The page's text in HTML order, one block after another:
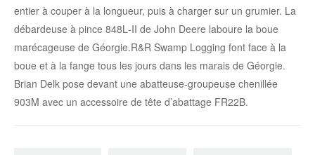
entier à couper à la longueur, puis à charger sur un grumier. La
débardeuse à pince 848L‑II de John Deere laboure la boue
marécageuse de Géorgie.R&R Swamp Logging font face à la
boue et à la fange tous les jours dans les marais de Géorgie.
Brian Delk pose devant une abatteuse-groupeuse chenillée
903M avec un accessoire de tête d’abattage FR22B.